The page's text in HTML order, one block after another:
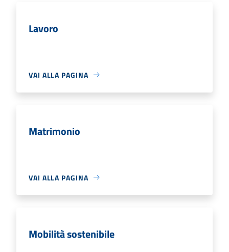
Lavoro
VAI ALLA PAGINA
Matrimonio
VAI ALLA PAGINA
Mobilità sostenibile